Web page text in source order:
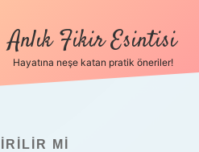
Anlık Fikir Esintisi
Hayatına neşe katan pratik öneriler!
MI